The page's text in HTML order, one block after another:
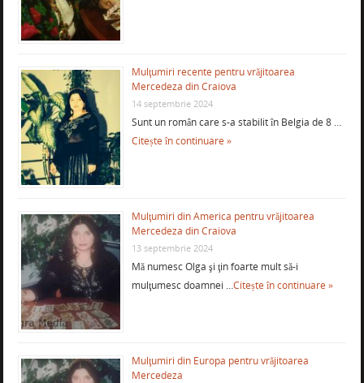
Mulţumiri recente pentru vrăjitoarea
Mercedeza din Craiova
14 septembrie 2024
Sunt un român care s-a stabilit în Belgia de 8 …
Citește în continuare »
Mulţumiri din America pentru vrăjitoarea
Mercedeza din Craiova
13 septembrie 2024
Mă numesc Olga şi ţin foarte mult să-i
mulţumesc doamnei …Citește în continuare »
Mulţumiri din Europa pentru vrăjitoarea
Mercedeza